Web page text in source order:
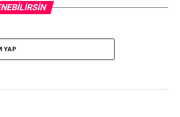
YAP